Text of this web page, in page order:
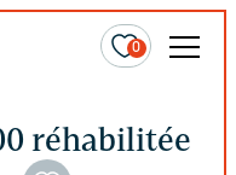
0
réhabilitée